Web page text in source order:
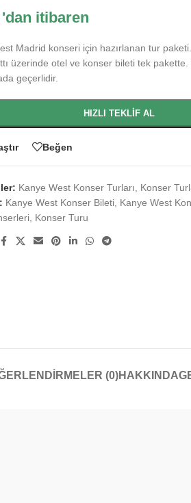
'dan itibaren
Madrid konseri için hazırlanan tur
üzerinde otel ve konser bileti tek pakette.
geçerlidir.
HIZLI TEKLIF AL
Beğen
Kanye West Konser Turları
Konser
Kanye West Konser Bileti Kanye West
Konser Turu
(0)HAKKINDA